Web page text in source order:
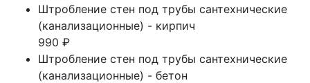
Штробление стен под трубы сантехнические
(канализационные) - кирпич
990 ₽
Штробление стен под трубы сантехнические
(канализационные) - бетон